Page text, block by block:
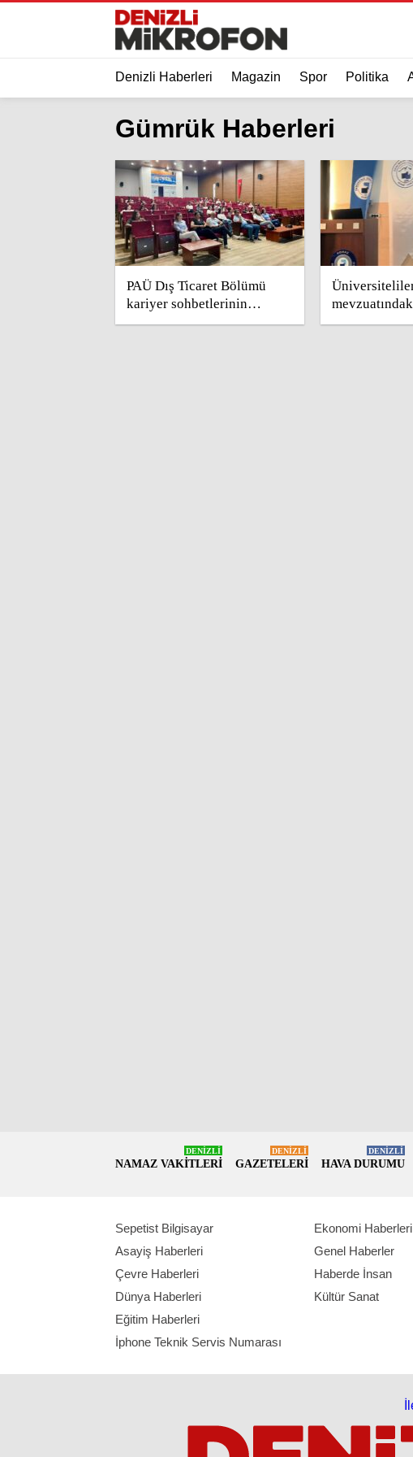
Denizli Haberleri Magazin Spor Politika
Gümrük Haberleri
PAÜ Dış Ticaret Bölümü
kariyer sohbetlerinin
4’üncüsü düzenlendi
gelişmeler
NAMAZ VAKİTLERİ
DENİZLİ
GAZETELERİ
DENİZLİ
HAVA DURUMU
DENİZLİ
Sepetist Bilgisayar
Asayiş Haberleri
Çevre Haberleri
Dünya Haberleri
Eğitim Haberleri
İphone Teknik Servis Numarası
Ekonomi Haberleri
Genel Haberler
Haberde İnsan
Kültür Sanat